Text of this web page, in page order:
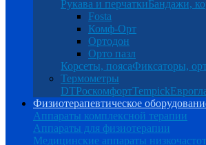
Рукава и перчаткиБандажи,
Fosta
Комф-Орт
Ортодон
Орто пазл
Корсеты, поясаФиксаторы,
Термометры
DTРоскомфортTempick
Физиотерапевтическое
Аппараты комплексной терапии
Аппараты для физиотерапии
Медицинские аппараты